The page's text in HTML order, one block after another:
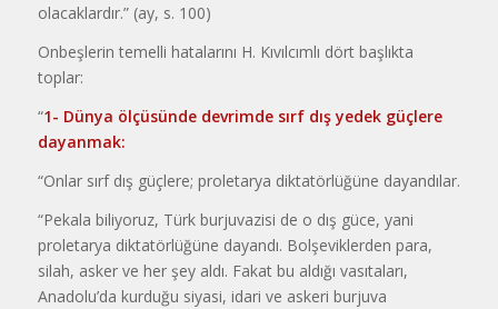
olacaklardır.” (ay, s. 100)
Onbeşlerin temelli hatalarını H. Kıvılcımlı dört başlıkta
toplar:
“1- Dünya ölçüsünde devrimde sırf dış yedek güçlere
dayanmak:
“Onlar sırf dış güçlere; proletarya diktatörlüğüne dayandılar.
“Pekala biliyoruz, Türk burjuvazisi de o dış güce, yani
proletarya diktatörlüğüne dayandı. Bolşeviklerden para,
silah, asker ve her şey aldı. Fakat bu aldığı vasıtaları,
Anadolu’da kurduğu siyasi, idari ve askeri burjuva